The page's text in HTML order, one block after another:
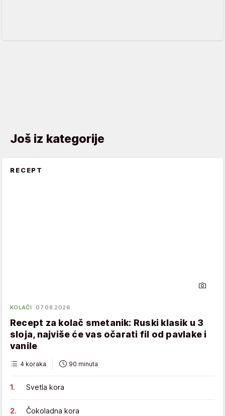
Još iz kategorije
RECEPT
KOLAČI 07.08.2026.
Recept za kolač smetanik: Ruski klasik u 3
sloja, najviše će vas očarati fil od pavlake i
vanile
4 koraka 90 minuta
Svetla kora
Čokoladna kora